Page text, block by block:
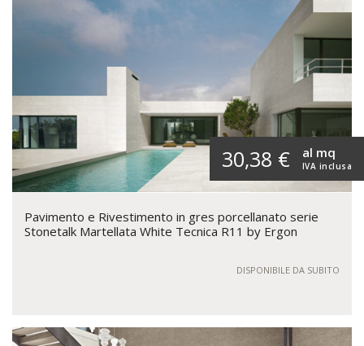
30,38 € IVA inclusa
al mq
Pavimento e Rivestimento in gres porcellanato serie
Stonetalk Martellata White Tecnica R11 by Ergon
DISPONIBILE DA SUBITO